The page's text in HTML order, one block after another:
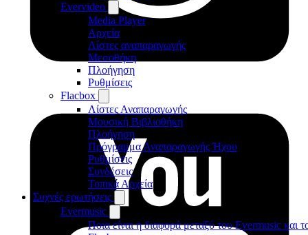
Evervideo
Media Player
Αρχεία
Λίστες αναπαραγωγής
Μεσοθήκη
Πλοήγηση
Ρυθμίσεις
Flacbox
Λίστες Αναπαραγωγής
Μουσική Βιβλιοθήκη
Πλοήγηση
Πρόγραμμα Αναπαραγωγής Ήχου
Ρυθμίσεις
Συνδέσεις
Τοπικά Αρχεία
Συχνές ερωτήσεις
Evermusic
Ποια είναι η διαφορά μεταξύ του Evermusic και